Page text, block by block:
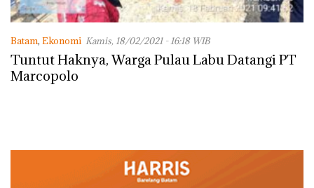
Batam, Ekonomi Kamis, 18/02/2021 - 16:18 WIB
Tuntut Haknya, Warga Pulau Labu Datangi PT
Marcopolo